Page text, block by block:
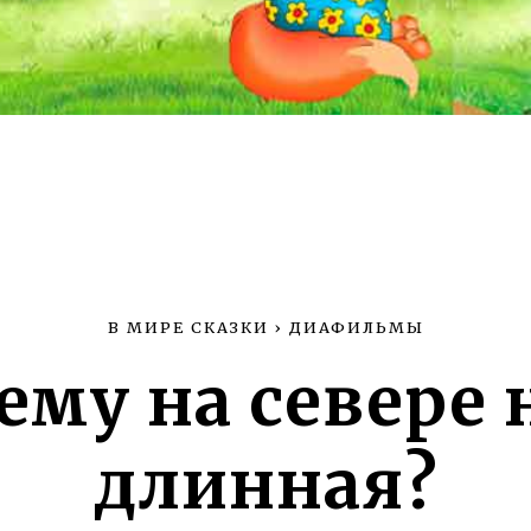
В МИРЕ СКАЗКИ › ДИАФИЛЬМЫ
на севере
длинная?